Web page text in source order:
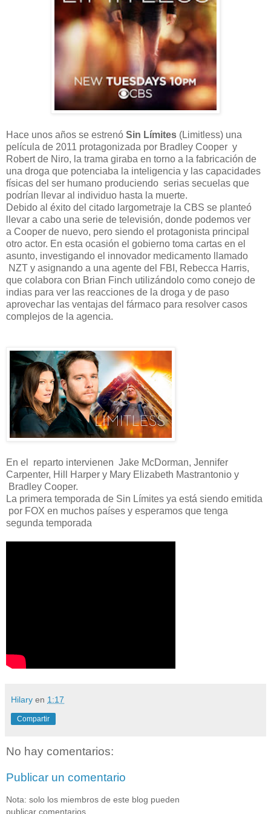
Hace unos años se estrenó Sin Límites (Limitless) una
película de 2011 protagonizada por Bradley Cooper y
Robert de Niro, la trama giraba en torno a la fabricación de
una droga que potenciaba la inteligencia y las capacidades
físicas del ser humano produciendo serias secuelas que
podrían llevar al individuo hasta la muerte.
Debido al éxito del citado largometraje la CBS se planteó
llevar a cabo una serie de televisión, donde podemos ver
a Cooper de nuevo, pero siendo el protagonista principal
otro actor. En esta ocasión el gobierno toma cartas en el
asunto, investigando el innovador medicamento llamado
NZT y asignando a una agente del FBI, Rebecca Harris,
que colabora con Brian Finch utilizándolo como conejo de
indias para ver las reacciones de la droga y de paso
aprovechar las ventajas del fármaco para resolver casos
complejos de la agencia.
En el reparto intervienen Jake McDorman, Jennifer
Carpenter, Hill Harper y Mary Elizabeth Mastrantonio y
Bradley Cooper.
La primera temporada de Sin Límites ya está siendo emitida
por FOX en muchos países y esperamos que tenga
segunda temporada
Hilary en 1:17
Compartir
No hay comentarios:
Publicar un comentario
Nota: solo los miembros de este blog pueden
publicar comentarios.